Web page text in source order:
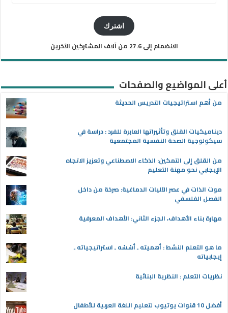
اشترك
الانضمام إلى 27.6 من آلاف المشتركين الآخرين
أعلى المواضيع والصفحات
من أهم استراتيجيات التدريس الحديثة
ديناميكيات القلق وتأثيراتها العابرة للفرد : دراسة في
سيكولوجية الصحة النفسية المجتمعية
من القلق إلى التمكين: الذكاء الاصطناعي وتعزيز الاتجاه
الإيجابي نحو مهنة التعليم
موت الذات في عصر الآليات الدماغية: صرخة من داخل
الفصل الفلسفي
مهارة بناء الأهداف، الجزء الثاني: الأهداف المعرفية
ما هو التعلم النشط : أهميته ـ أسُسُه ـ استراتيجياته ـ
إيجابياته
نظريات التعلم : النظرية البنائية
أفضل 10 قنوات يوتيوب لتعليم اللغة العربية للأطفال